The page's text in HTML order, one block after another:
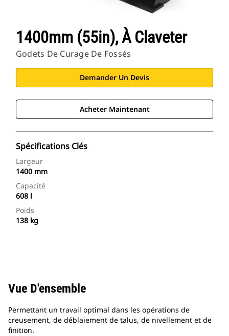
1400mm (55in), À Claveter
Godets De Curage De Fossés
Demander Un Devis
Acheter Maintenant
Spécifications Clés
Largeur
1400 mm
Capacité
608 l
Poids
138 kg
Vue D'ensemble
Permettant un travail optimal dans les opérations de
creusement, de déblaiement de talus, de nivellement et de
finition.